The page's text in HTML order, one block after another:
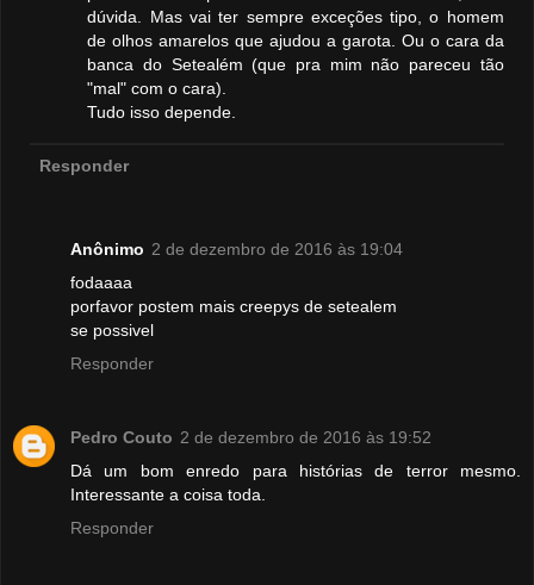
dúvida. Mas vai ter sempre exceções tipo, o homem
de olhos amarelos que ajudou a garota. Ou o cara da
banca do Setealém (que pra mim não pareceu tão
"mal" com o cara).
Tudo isso depende.
Responder
Anônimo 2 de dezembro de 2016 às 19:04
fodaaaa
porfavor postem mais creepys de setealem
se possivel
Responder
Pedro Couto 2 de dezembro de 2016 às 19:52
Dá um bom enredo para histórias de terror mesmo.
Interessante a coisa toda.
Responder